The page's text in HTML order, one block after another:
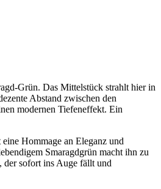
Grün. Das Mittelstück strahlt hier in
Abstand zwischen den
modernen Tiefeneffekt. Ein
Hommage an Eleganz und
Smaragdgrün macht ihn zu
sofort ins Auge fällt und